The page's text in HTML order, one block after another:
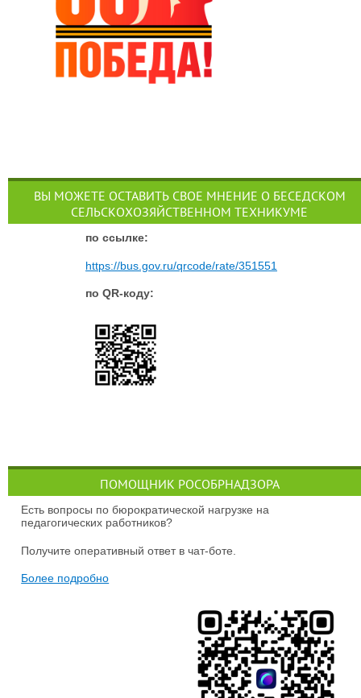
ВЫ МОЖЕТЕ ОСТАВИТЬ СВОЕ МНЕНИЕ О БЕСЕДСКОМ
СЕЛЬСКОХОЗЯЙСТВЕННОМ ТЕХНИКУМЕ
по ссылке:
https://bus.gov.ru/qrcode/rate/351551
по QR-коду:
ПОМОЩНИК РОСОБРНАДЗОРА
Есть вопросы по бюрократической нагрузке на
педагогических работников?
Получите оперативный ответ в чат-боте.
Более подробно